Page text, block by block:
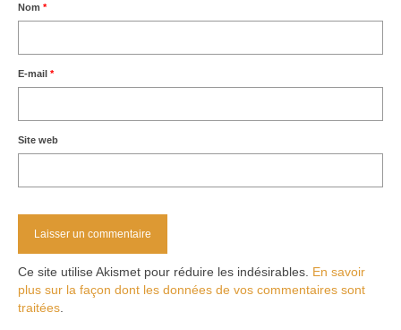
Nom *
E-mail *
Site web
Ce site utilise Akismet pour réduire les indésirables. En savoir
plus sur la façon dont les données de vos commentaires sont
traitées